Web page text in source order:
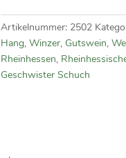
–
trocken
Menge
Artikelnummer: 2502
Hang, Winzer, Gutswein,
Rheinhessen,
Geschwister Schuch